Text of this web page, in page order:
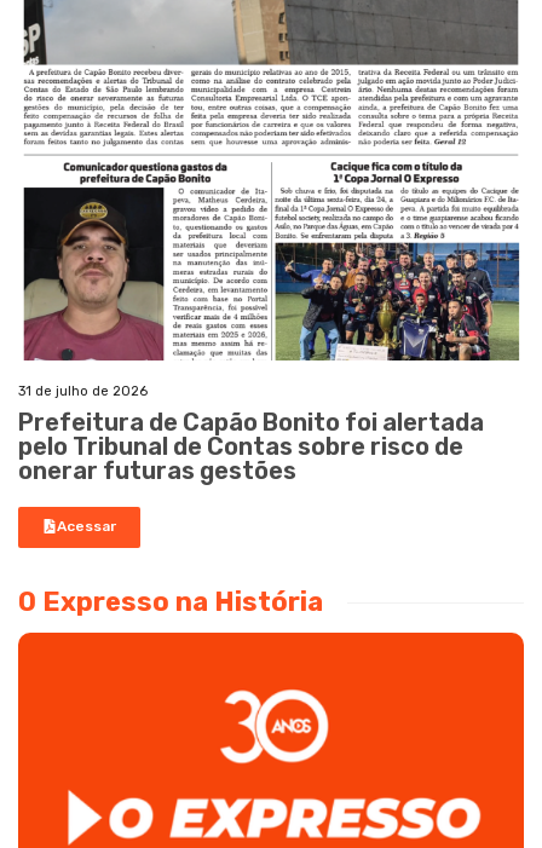
31 de julho de 2026
Prefeitura de Capão Bonito foi alertada
pelo Tribunal de Contas sobre risco de
onerar futuras gestões
Acessar
O Expresso na História